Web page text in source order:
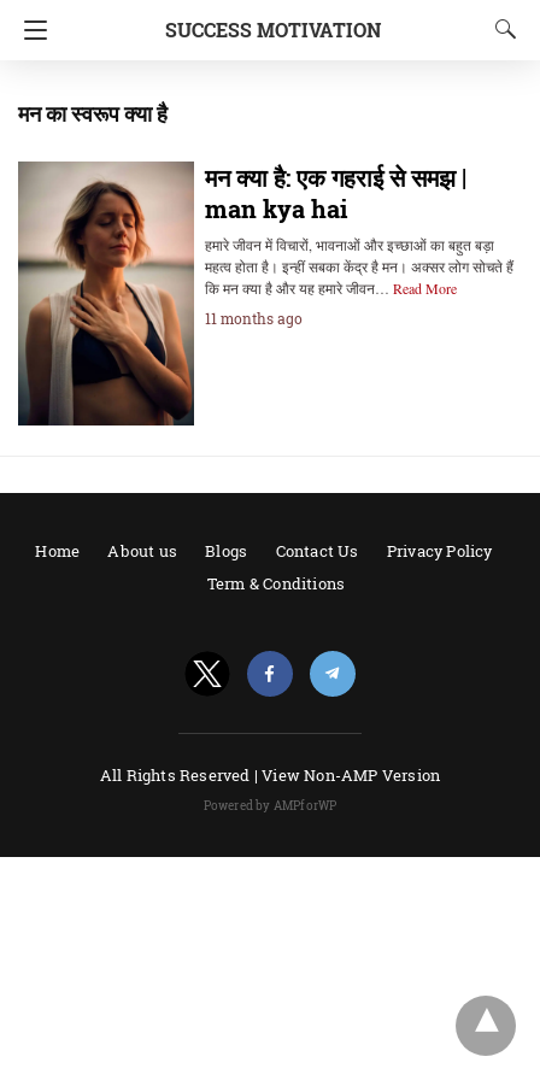
SUCCESS MOTIVATION
मन का स्वरूप क्या है
मन क्या है: एक गहराई से समझ |
man kya hai
हमारे जीवन में विचारों, भावनाओं और इच्छाओं का बहुत बड़ा
महत्व होता है। इन्हीं सबका केंद्र है मन। अक्सर लोग सोचते हैं
कि मन क्या है और यह हमारे जीवन… Read More
11 months ago
Home About us Blogs Contact Us
Privacy Policy
Term & Conditions
All Rights Reserved |View Non-AMP Version
Powered by AMPforWP